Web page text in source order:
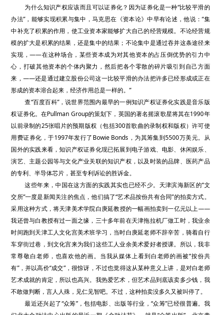
为什么知识产权应该而且可以证券化？因为证券化是一种“比较平滑的
办法”，能够实现积累与集中，马克思在《资本论》中早有论述，他说：“集
中补充了积累的作用，使工业资本家能够扩大自己的经营规模。不论经营规
模的扩大是积累的结果，还是集中的结果；不论集中是通过吞并这条途径来
实现，——在这种场合，某些资本成为对其他资本的占压倒优势的引力中
心，打破其他资本的个体内聚力，然后把各个零散的碎片吸引到自己方面
来，——还是通过建立股份公司这一比较平滑的办法把许多已经形成或正在
形成的资本溶合起来，经济作用总是一样的。”
查“百度百科”，说世界范围内最早的一例知识产权证券化实践是音乐版
权证券化。在Pullman Group的策划下，英国的著名摇滚歌星将其在1990年
以前录制的25张唱片的预期版权（包括300首歌曲的录制权和版权）许可使
用费证券化，于1997年发行了Bowie Bonds，为其筹集到5500万美元。从
国外的实践来看，知识产权证券化现已拓展到电子游戏、电影、休闲娱乐、
演艺、主题公园等与文化产业关联的知识产权，以及时装的品牌、医药产品
的专利、半导体芯片，甚至专利诉讼的胜诉金。
这些年来，中国在这方面的实践其实也已经不少。天津滨海新区的“文
交所”一度是新闻关注的焦点，他们搞了“艺术品按份共有合同”的拍卖方式。
采用这种方式，将天津美术学院白庚延教授的一幅画拍卖到一亿元以上——
我还曾与白教授有过一面之缘，三十多年前在天津拖拉机厂做工时，我业余
时间跑到天津工人文化宫美术班学习，当时白庚延老师不辞辛苦，骑着自行
车穿街过巷，到文化宫来为我们这些工人业余美术爱好者授课。所以，我非
常尊敬白老师，也喜欢他的画。当我从媒体上看到白老师的画被“按份共
有”，并以高价“成交”，很惊讶，不过也觉得这从某种意义上讲，是对白老师
艺术成就的肯定，所以也高兴。我热爱艺术，但艺术品到底该卖多少钱，我
不敢做判断，言人人殊，见仁见智吧。不过，这种拍卖没多久又被叫停了。
最近还兴起了“众筹”，包括电影、出版等行业，“众筹”已经很普遍。我